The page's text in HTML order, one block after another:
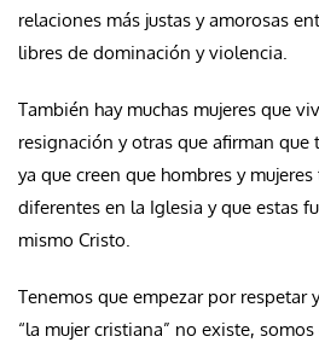
relaciones más justas y amorosas
libres de dominación y violencia.
También hay muchas mujeres que
resignación y otras que afirman que
ya que creen que hombres y
diferentes en la Iglesia y que estas
mismo Cristo.
Tenemos que empezar por respetar
“la mujer cristiana” no existe,